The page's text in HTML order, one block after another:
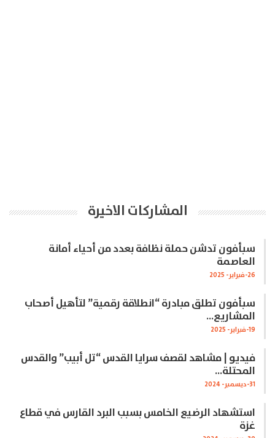
المشاركات الاخيرة
سبأفون تدشن حملة نظافة بعدد من أحياء أمانة
العاصمة
26-فبراير- 2025
سبأفون تطلق مبادرة “انطلاقة رقمية” لتأهيل أصحاب
المشاريع…
19-فبراير- 2025
فيديو | مشاهد لقصف سرايا القدس “تل أبيب” والقدس
المحتلة…
31-ديسمبر- 2024
استشهاد الرضيع الخامس بسبب البرد القارس في قطاع
غزة